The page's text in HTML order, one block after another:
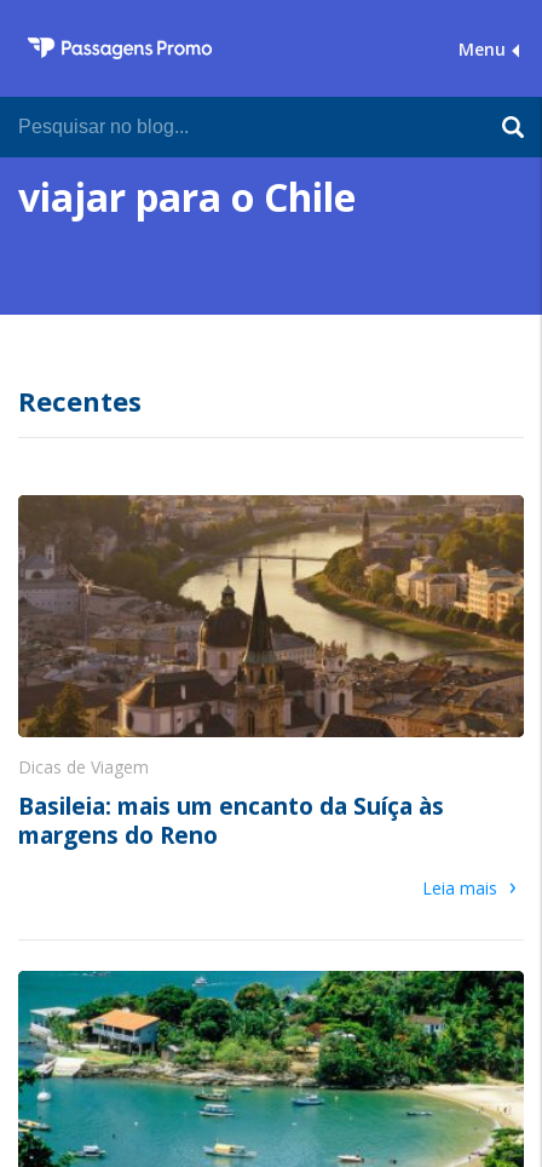
Menu
viajar para o Chile
Recentes
Dicas de Viagem
Basileia: mais um encanto da Suíça às
margens do Reno
Leia mais ›